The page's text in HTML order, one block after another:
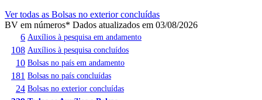
Ver todas as Bolsas no exterior concluídas
BV em números* Dados atualizados em 03/08/2026
6 Auxílios à pesquisa em andamento
108 Auxílios à pesquisa concluídos
10 Bolsas no país em andamento
181 Bolsas no país concluídas
24 Bolsas no exterior concluídas